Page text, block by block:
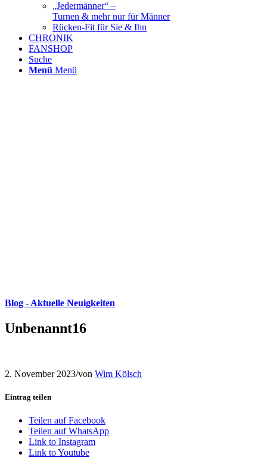
„Jedermänner“ –
Turnen & mehr nur für Männer
Rücken-Fit für Sie & Ihn
CHRONIK
FANSHOP
Suche
Menü Menü
Blog - Aktuelle Neuigkeiten
Unbenannt16
2. November 2023/von Wim Kölsch
Eintrag teilen
Teilen auf Facebook
Teilen auf WhatsApp
Link to Instagram
Link to Youtube